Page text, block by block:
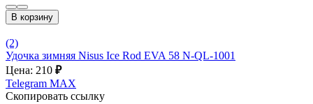
В корзину
(2)
Удочка зимняя Nisus Ice Rod EVA 58 N-QL-1001
Цена: 210 ₽
Telegram MAX
Скопировать ссылку